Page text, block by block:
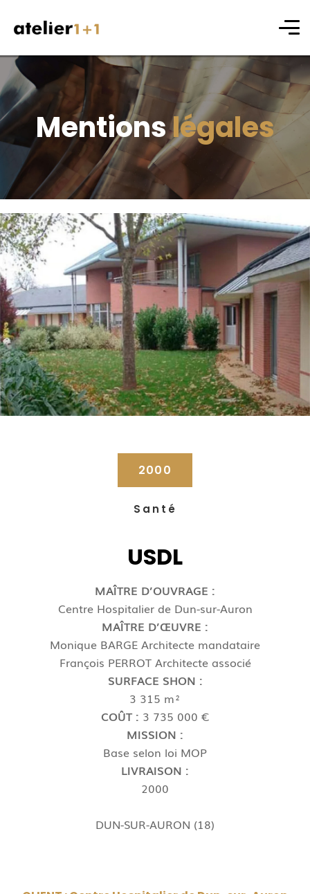
Mentionslégales
2000
Santé
USDL
MAÎTRE D’OUVRAGE :
Centre Hospitalier de Dun-sur-Auron
MAÎTRE D’ŒUVRE :
Monique BARGE Architecte mandataire
François PERROT Architecte associé
SURFACE SHON :
3 315 m²
COÛT : 3 735 000 €
MISSION :
Base selon loi MOP
LIVRAISON :
2000
DUN-SUR-AURON (18)